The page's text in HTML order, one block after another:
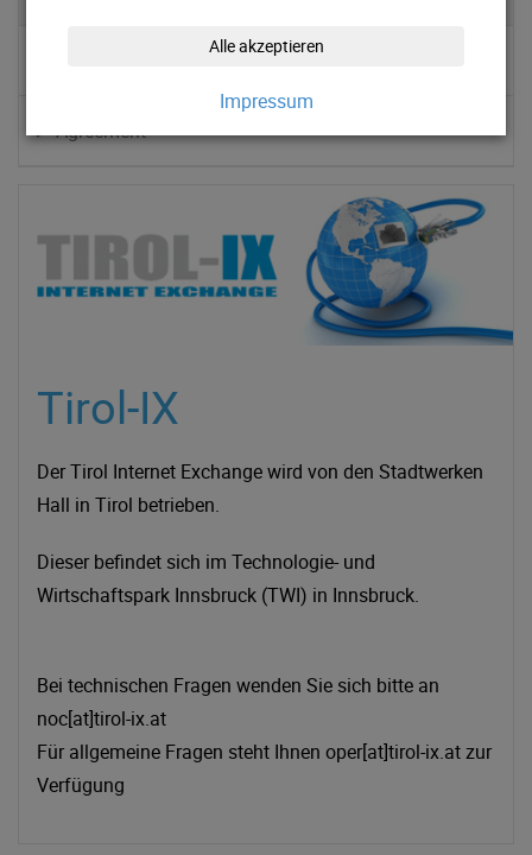
Tirol-IX
Der Tirol Internet Exchange wird von den Stadtwerken
Hall in Tirol betrieben.
Dieser befindet sich im Technologie- und
Wirtschaftspark Innsbruck (TWI) in Innsbruck.
Bei technischen Fragen wenden Sie sich bitte an
noc[at]tirol-ix.at
Für allgemeine Fragen steht Ihnen oper[at]tirol-ix.at zur
Verfügung
▹ Agreement
Alle akzeptieren
Impressum